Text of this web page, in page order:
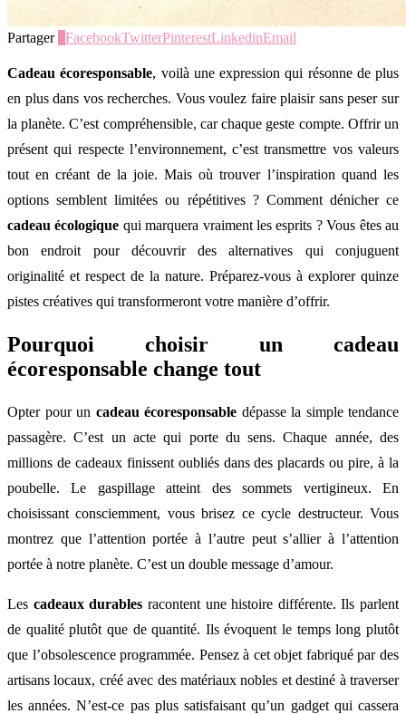
Partager FacebookTwitterPinterestLinkedinEmail
Cadeau écoresponsable, voilà une expression qui résonne de plus
en plus dans vos recherches. Vous voulez faire plaisir sans peser sur
la planète. C’est compréhensible, car chaque geste compte. Offrir un
présent qui respecte l’environnement, c’est transmettre vos valeurs
tout en créant de la joie. Mais où trouver l’inspiration quand les
options semblent limitées ou répétitives ? Comment dénicher ce
cadeau écologique qui marquera vraiment les esprits ? Vous êtes au
bon endroit pour découvrir des alternatives qui conjuguent
originalité et respect de la nature. Préparez-vous à explorer quinze
pistes créatives qui transformeront votre manière d’offrir.
Pourquoi choisir un cadeau
écoresponsable change tout
Opter pour un cadeau écoresponsable dépasse la simple tendance
passagère. C’est un acte qui porte du sens. Chaque année, des
millions de cadeaux finissent oubliés dans des placards ou pire, à la
poubelle. Le gaspillage atteint des sommets vertigineux. En
choisissant consciemment, vous brisez ce cycle destructeur. Vous
montrez que l’attention portée à l’autre peut s’allier à l’attention
portée à notre planète. C’est un double message d’amour.
Les cadeaux durables racontent une histoire différente. Ils parlent
de qualité plutôt que de quantité. Ils évoquent le temps long plutôt
que l’obsolescence programmée. Pensez à cet objet fabriqué par des
artisans locaux, créé avec des matériaux nobles et destiné à traverser
les années. N’est-ce pas plus satisfaisant qu’un gadget qui cassera